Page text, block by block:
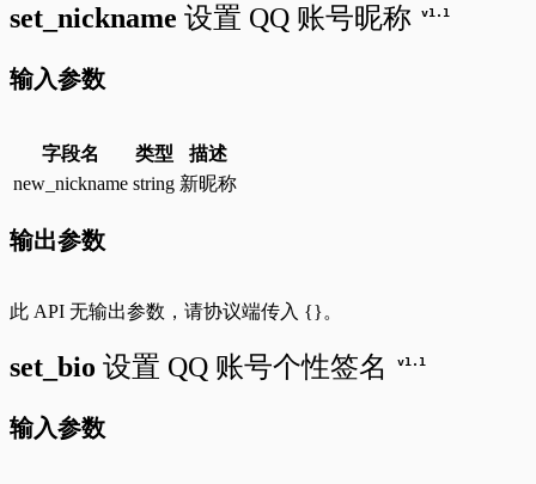
set_nickname 设置 QQ 账号昵称 v1.1
输入参数
字段名 类型
描述
new_nickname string 新昵称
输出参数
此 API 无输出参数，请协议端传入 {}。
set_bio 设置 QQ 账号个性签名 v1.1
输入参数